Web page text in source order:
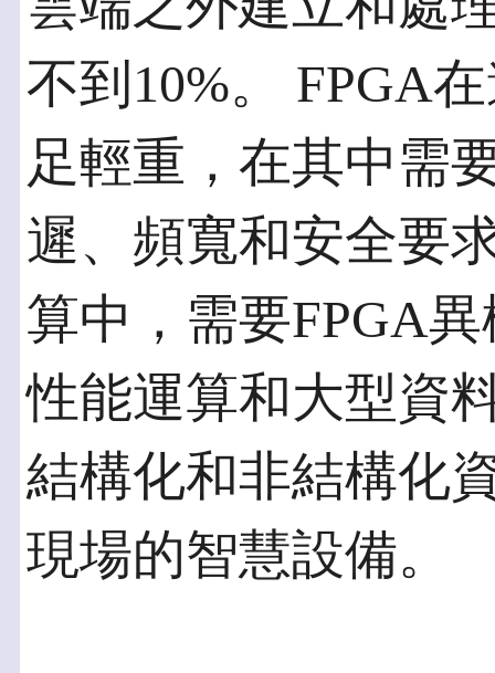
不到10%。 FPGA
足輕重，在其中需
遲、頻寬和安全要
算中，需要FPGA
性能運算和大型資
結構化和非結構化
現場的智慧設備。